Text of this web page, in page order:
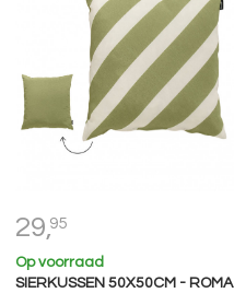
29,95
Op voorraad
SIERKUSSEN 50X50CM - ROMA